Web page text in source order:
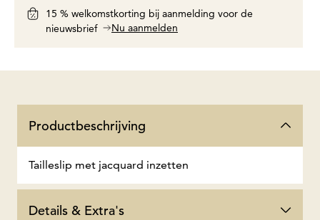
15 % welkomstkorting bij aanmelding voor de
nieuwsbrief
Nu aanmelden
Productbeschrijving
Tailleslip met jacquard inzetten
Details & Extra's